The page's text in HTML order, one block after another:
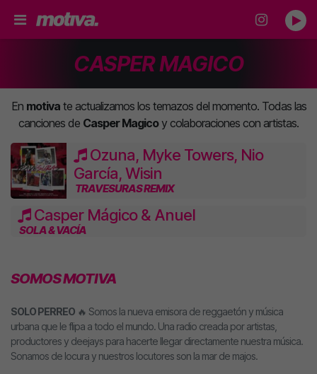
CASPER MAGICO
En motivate actualizamos los temazos del momento. Todas las
canciones de Casper Magicoy colaboraciones con artistas.
Ozuna, Myke Towers, Nio
García, Wisin
TRAVESURAS REMIX
Casper Mágico & Anuel
SOLA & VACÍA
SOMOS MOTIVA
SOLO PERREO 🔥 Somos la nueva emisora de reggaetón y música
urbana que le flipa a todo el mundo. Una radio creada por artistas,
productores y deejays para hacerte llegar directamente nuestra música.
Sonamos de locura y nuestros locutores son la mar de majos.